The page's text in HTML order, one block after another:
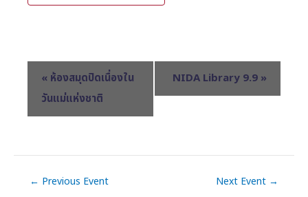
a
« ห้องสมุดปิดเนื่องใน
วันแม่แห่งชาติ
NIDA Library 9.9 »
← Previous Event Next Event →